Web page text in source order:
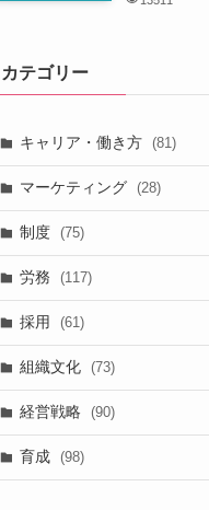
カテゴリー
キャリア・働き方 (81)
マーケティング (28)
制度 (75)
労務 (117)
採用 (61)
組織文化 (73)
経営戦略 (90)
育成 (98)